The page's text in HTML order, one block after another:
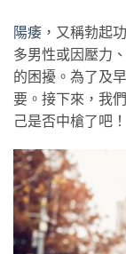
陽痿 ，又稱勃起
多男性或因壓力
的困擾。為了及
要。接下來，我
己是否中槍了吧！